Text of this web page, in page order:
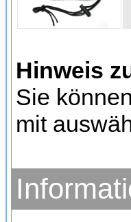
Hinweis
Sie
mit